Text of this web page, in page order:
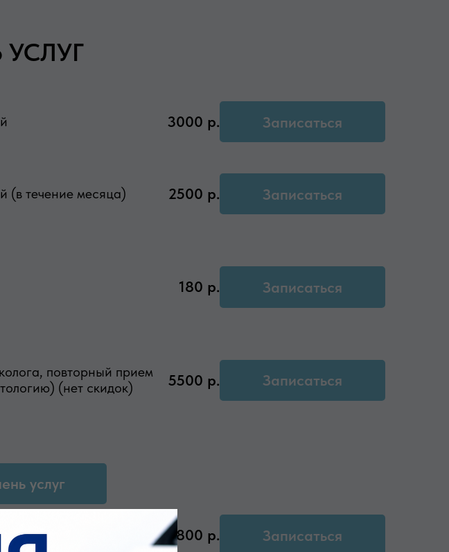
УСЛУГ
3000 р. Записаться
(в течение месяца) 2500 р. Записаться
180 р. Записаться
повторный прием
(нет скидок)
5500 р. Записаться
услуг
аппаратом (одной).
800 р. Записаться